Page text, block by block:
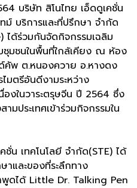
บริษัท สิโนไทย เอ็ดดูเคชั่น
ม์ บริการและที่ปรึกษา จำกัด
ได้ร่วมกันจัดกิจกรรมเฉลิม
ชุมชนในพื้นที่ใกล้เคียง ณ ห้อง
คัพ ต.หนองควาย อ.หางดง
มตรีอันดีงามระหว่าง
องในวาระตรุษจีน ปี 2564 ซึ่ง
มประเทศเข้าร่วมกิจกรรมใน
เทคโนโลยี จำกัด(STE) ได้
และของที่ระลึกทาง
ดได้ Little Dr. Talking Pen